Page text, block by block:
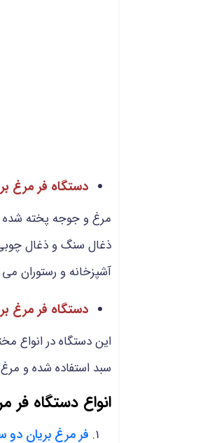
دستگاه فر مرغ
مرغ و جوجه پخته شده
ذغال سنگ و ذغال
آشپزخانه و رستوران
دستگاه فر مرغ
سبد استفاده شده و
انواع دستگاه
فر مرغ بریان دو